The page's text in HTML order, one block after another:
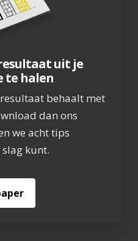
uit je
te halen
behaalt met
dan ons
we acht tips
kunt.